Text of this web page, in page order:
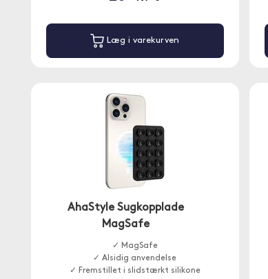
Læg i varekurven
AhaStyle Sugkopplade
MagSafe
✓ MagSafe
✓ Alsidig anvendelse
✓ Fremstillet i slidstærkt silikone